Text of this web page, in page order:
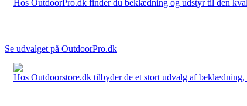
Hos OutdoorPro.dk finder du beklædning og udstyr til den
Se udvalget på OutdoorPro.dk
Hos Outdoorstore.dk tilbyder de et stort udvalg af